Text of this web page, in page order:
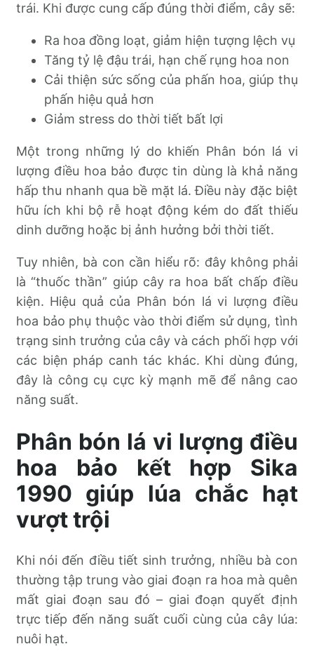
trái. Khi được cung cấp đúng thời điểm, cây sẽ:
Ra hoa đồng loạt, giảm hiện tượng lệch vụ
Tăng tỷ lệ đậu trái, hạn chế rụng hoa non
Cải thiện sức sống của phấn hoa, giúp thụ
phấn hiệu quả hơn
Giảm stress do thời tiết bất lợi
Một trong những lý do khiến Phân bón lá vi
lượng điều hoa bảo được tin dùng là khả năng
hấp thu nhanh qua bề mặt lá. Điều này đặc biệt
hữu ích khi bộ rễ hoạt động kém do đất thiếu
dinh dưỡng hoặc bị ảnh hưởng bởi thời tiết.
Tuy nhiên, bà con cần hiểu rõ: đây không phải
là “thuốc thần” giúp cây ra hoa bất chấp điều
kiện. Hiệu quả của Phân bón lá vi lượng điều
hoa bảo phụ thuộc vào thời điểm sử dụng, tình
trạng sinh trưởng của cây và cách phối hợp với
các biện pháp canh tác khác. Khi dùng đúng,
đây là công cụ cực kỳ mạnh mẽ để nâng cao
năng suất.
Phân bón lá vi lượng điều
hoa bảo kết hợp Sika
1990 giúp lúa chắc hạt
vượt trội
Khi nói đến điều tiết sinh trưởng, nhiều bà con
thường tập trung vào giai đoạn ra hoa mà quên
mất giai đoạn sau đó – giai đoạn quyết định
trực tiếp đến năng suất cuối cùng của cây lúa:
nuôi hạt.